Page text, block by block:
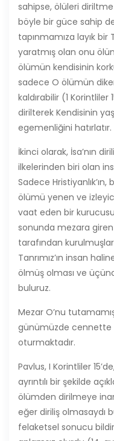
sahipse, ölüleri
böyle bir güce sahip
tapınmamıza layık bir
yaratmış olan onu
ölümün kendisinin
sadece O ölümün
kaldırabilir (1 Korintliler
dirilterek Kendisinin
egemenliğini hatırlatır.
İkinci olarak, İsa’nın
ilkelerinden biri olan
Sadece
ölümü yenen ve
vaat eden bir
sonunda mezara
tarafından
Tanrımız’ın insan
ölmüş olması ve
buluruz.
Mezar O’nu
günümüzde cennette
oturmaktadır.
Pavlus, I Korintliler
ayrıntılı bir şekilde
ölümden dirilmeye
eğer diriliş olmasaydı
felaketsel sonucu